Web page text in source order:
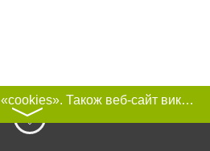
Цей сайт використовує «cookies». Також веб-сайт використовує інтернет-сервіс для збору технічних даних стосовно відвідувачів з метою отримання маркетингової та статистичної інформації. Умови обробки даних відвідувачів сайту див.
〉